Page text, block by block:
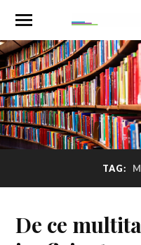
TAG:
De ce